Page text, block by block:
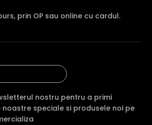
prin OP sau online cu cardul.
nostru pentru a primi
speciale si produsele noi pe